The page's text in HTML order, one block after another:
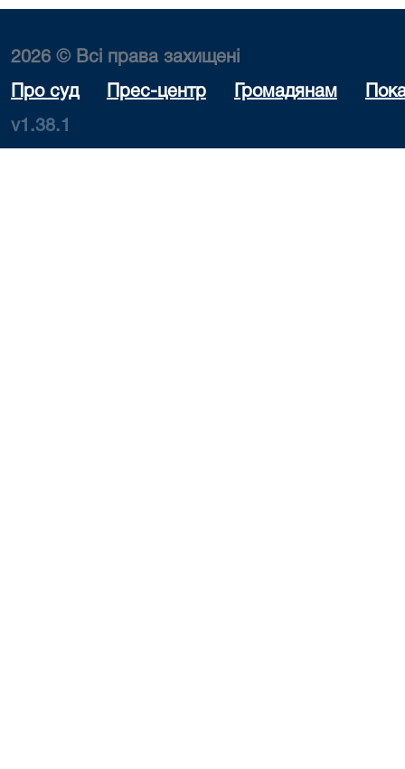
2026 © Всі права захищені
Про суд Прес-центр Громадянам
v1.38.1